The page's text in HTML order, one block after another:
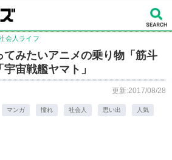
会人ライフ
みたいアニメの乗り物「筋斗
宙戦艦ヤマト」
更新:2017/08/28
マンガ 憧れ 社会人 思い出 人気